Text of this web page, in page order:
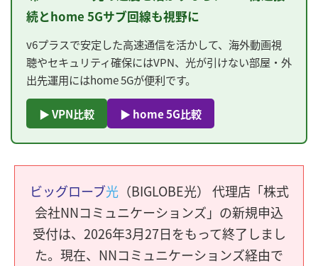
続とhome 5Gサブ回線も視野に
v6プラスで安定した高速通信を活かして、海外動画視
聴やセキュリティ確保にはVPN、光が引けない部屋・外
出先運用にはhome 5Gが便利です。
▶ VPN比較 ▶ home 5G比較
ビッグローブ光（BIGLOBE光） 代理店「株式
会社NNコミュニケーションズ」の新規申込
受付は、2026年3月27日をもって終了しまし
た。現在、NNコミュニケーションズ経由で